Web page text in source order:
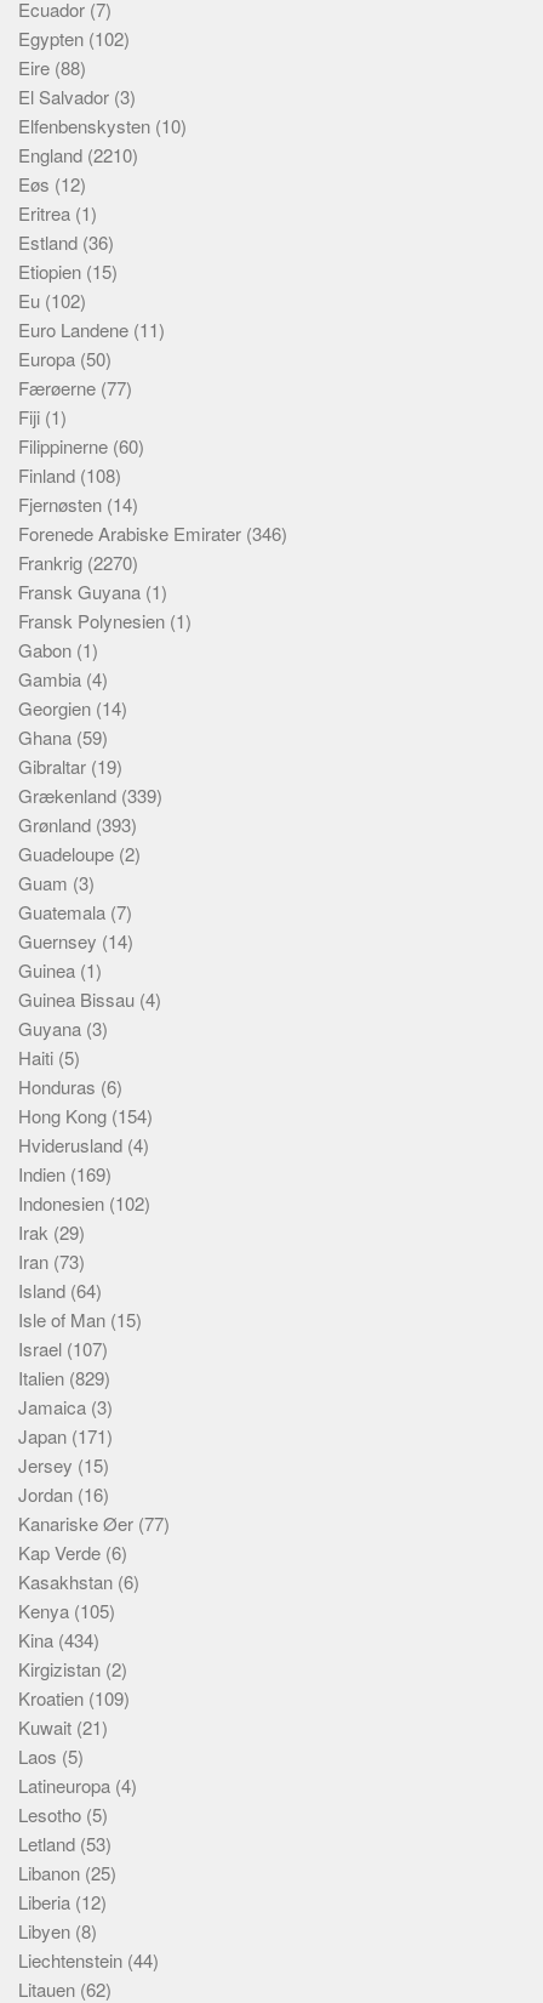
Ecuador (7)
Egypten (102)
Eire (88)
El Salvador (3)
Elfenbenskysten (10)
England (2210)
Eøs (12)
Eritrea (1)
Estland (36)
Etiopien (15)
Eu (102)
Euro Landene (11)
Europa (50)
Færøerne (77)
Fiji (1)
Filippinerne (60)
Finland (108)
Fjernøsten (14)
Forenede Arabiske Emirater (346)
Frankrig (2270)
Fransk Guyana (1)
Fransk Polynesien (1)
Gabon (1)
Gambia (4)
Georgien (14)
Ghana (59)
Gibraltar (19)
Grækenland (339)
Grønland (393)
Guadeloupe (2)
Guam (3)
Guatemala (7)
Guernsey (14)
Guinea (1)
Guinea Bissau (4)
Guyana (3)
Haiti (5)
Honduras (6)
Hong Kong (154)
Hviderusland (4)
Indien (169)
Indonesien (102)
Irak (29)
Iran (73)
Island (64)
Isle of Man (15)
Israel (107)
Italien (829)
Jamaica (3)
Japan (171)
Jersey (15)
Jordan (16)
Kanariske Øer (77)
Kap Verde (6)
Kasakhstan (6)
Kenya (105)
Kina (434)
Kirgizistan (2)
Kroatien (109)
Kuwait (21)
Laos (5)
Latineuropa (4)
Lesotho (5)
Letland (53)
Libanon (25)
Liberia (12)
Libyen (8)
Liechtenstein (44)
Litauen (62)